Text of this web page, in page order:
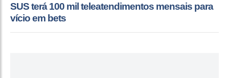
SUS terá 100 mil teleatendimentos mensais para
vício em bets